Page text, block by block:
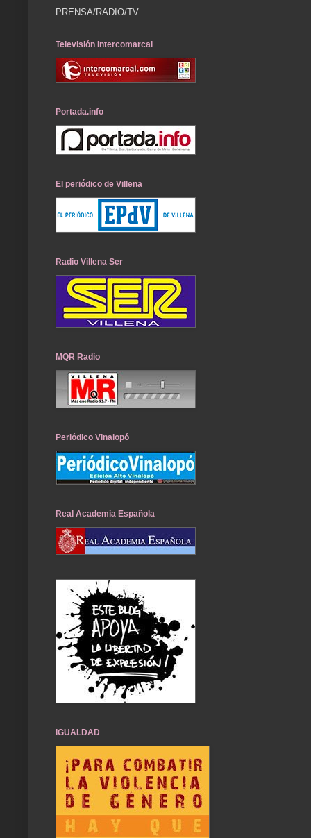
PRENSA/RADIO/TV
Televisión Intercomarcal
Portada.info
El periódico de Villena
Radio Villena Ser
MQR Radio
Periódico Vinalopó
Real Academia Española
IGUALDAD